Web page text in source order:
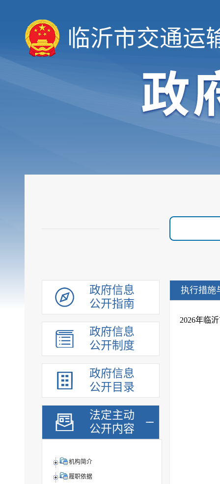
临沂市交通运
政府信息
公开指南
政府信息
公开制度
政府信息
公开目录
法定主动
公开内容
机构简介
履职依据
执行措施
2026年临